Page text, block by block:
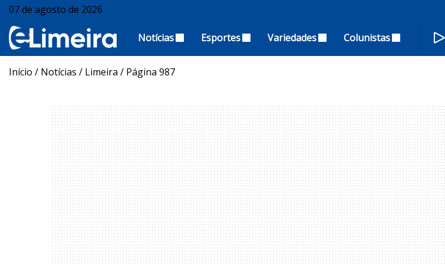
07 de agosto de 2026
Notícias Esportes Variedades Colunistas
Início / Notícias / Limeira / Página 987